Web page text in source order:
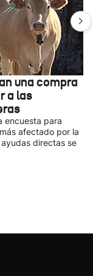
una compra
a las
encuesta para
afectado por la
directas se